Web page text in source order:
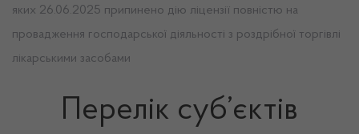
яких 26.06.2025 припинено дію ліцензії повністю на
провадження господарської діяльності з роздрібної торгівлі
лікарськими засобами
Перелік суб’єктів